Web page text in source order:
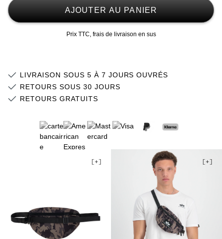
AJOUTER AU PANIER
Prix TTC, frais de livraison en sus
LIVRAISON SOUS 5 À 7 JOURS OUVRÉS
RETOURS SOUS 30 JOURS
RETOURS GRATUITS